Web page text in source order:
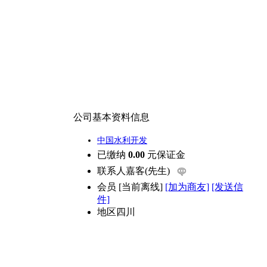
公司基本资料信息
中国水利开发
已缴纳 0.00 元保证金
联系人 嘉客(先生)
会员 [当前离线] [加为商友] [发送信
件]
地区 四川